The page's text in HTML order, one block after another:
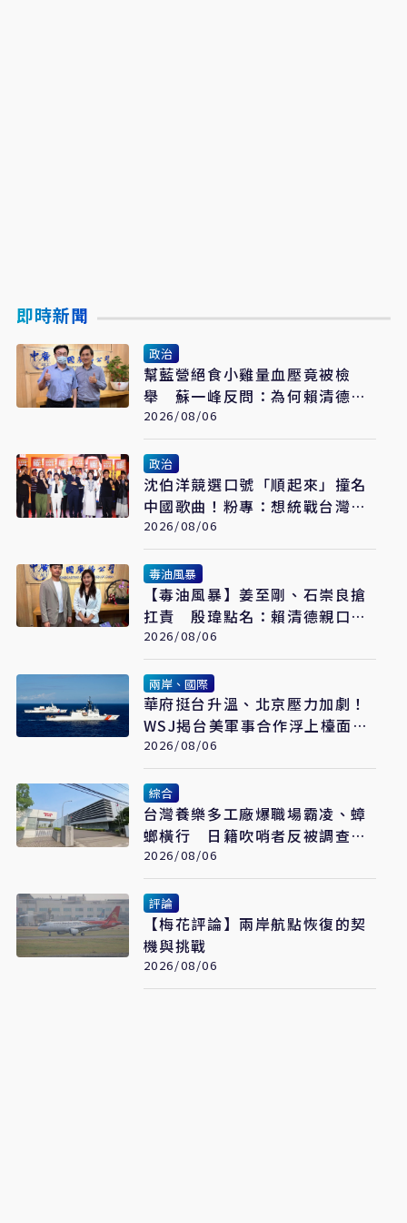
即時新聞
政治
幫藍營絕食小雞量血壓竟被檢
舉 蘇一峰反問：為何賴清德可
當最強急救王
2026/08/06
政治
沈伯洋競選口號「順起來」撞名
中國歌曲！粉專：想統戰台灣
人？
2026/08/06
毒油風暴
【毒油風暴】姜至剛、石崇良搶
扛責 殷瑋點名：賴清德親口背
書20%毒油放行
2026/08/06
兩岸、國際
華府挺台升溫、北京壓力加劇！
WSJ揭台美軍事合作浮上檯面
翁履中：台灣更要算清安全成本
2026/08/06
綜合
台灣養樂多工廠爆職場霸凌、蟑
螂橫行 日籍吹哨者反被調查罹
憂鬱症
2026/08/06
評論
【梅花評論】兩岸航點恢復的契
機與挑戰
2026/08/06